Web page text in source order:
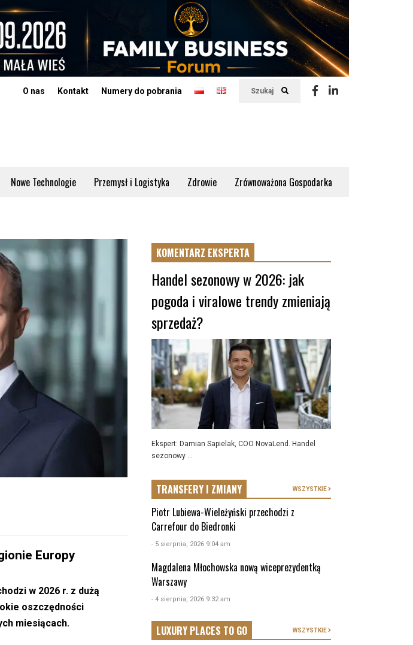
Szukaj
O nas Kontakt Numery do pobrania
Nowe Technologie Przemysł i Logistyka Zdrowie Zrównoważona Gospodarka
Europy
w 2026 r. z dużą
oszczędności
miesiącach.
KOMENTARZ EKSPERTA
Handel sezonowy w 2026: jak
pogoda i viralowe trendy zmieniają
sprzedaż?
Ekspert: Damian Sapielak, COO NovaLend. Handel
sezonowy ...
TRANSFERY I ZMIANY WSZYSTKIE
Piotr Lubiewa-Wieleżyński przechodzi z
Carrefour do Biedronki
- 5 sierpnia, 2026 9:04 am
Magdalena Młochowska nową wiceprezydentką
Warszawy
- 4 sierpnia, 2026 9:32 am
LUXURY PLACES TO GO WSZYSTKIE